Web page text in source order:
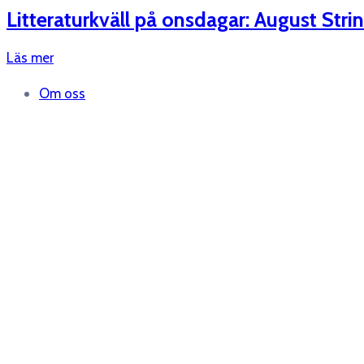
Litteraturkväll på onsdagar: August
Läs mer
Om oss